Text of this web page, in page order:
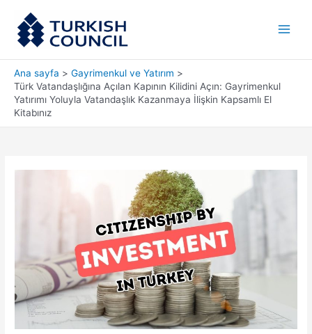
Ana sayfa
Gayrimenkul ve Yatırım
Türk Vatandaşlığına Açılan Kapının Kilidini Açın: Gayrimenkul
Yatırımı Yoluyla Vatandaşlık Kazanmaya İlişkin Kapsamlı El
Kitabınız